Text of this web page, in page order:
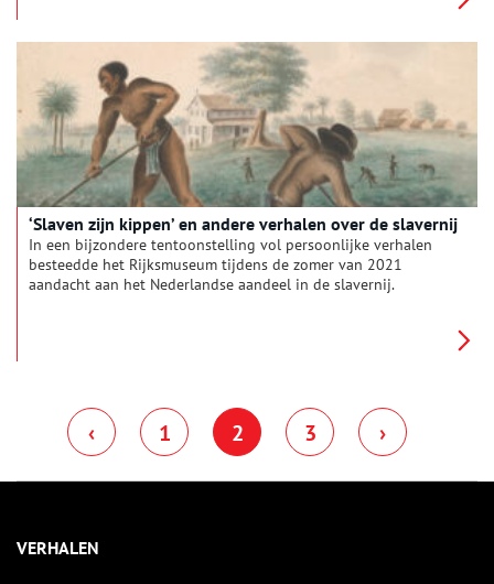
Spruijt van Het Atelier van Toen.
‘Slaven zijn kippen’ en andere verhalen over de slavernij
In een bijzondere tentoonstelling vol persoonlijke verhalen
besteedde het Rijksmuseum tijdens de zomer van 2021
aandacht aan het Nederlandse aandeel in de slavernij.
‹ 1 2 3 ›
VERHALEN